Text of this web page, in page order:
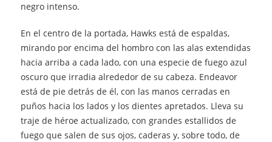
negro intenso.
En el centro de la portada, Hawks está de espaldas,
mirando por encima del hombro con las alas extendidas
hacia arriba a cada lado, con una especie de fuego azul
oscuro que irradia alrededor de su cabeza. Endeavor
está de pie detrás de él, con las manos cerradas en
puños hacia los lados y los dientes apretados. Lleva su
traje de héroe actualizado, con grandes estallidos de
fuego que salen de sus ojos, caderas y, sobre todo, de